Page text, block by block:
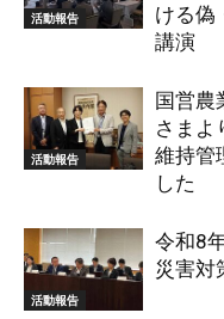
活動報告
ける偽
講演
活動報告
国営農
さまよ
維持管
した
活動報告
令和8
災害対